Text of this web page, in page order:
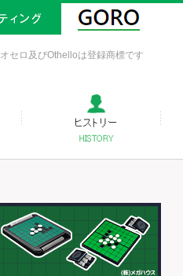
オセロ及びOthelloは登録商標です